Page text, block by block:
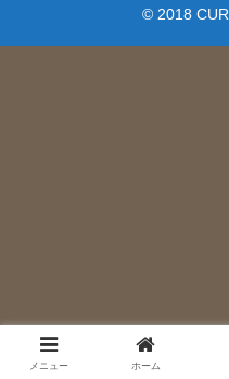
© 2018
メニュー ホーム